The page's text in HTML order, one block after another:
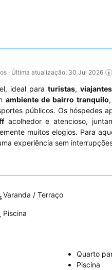
· Última atualização: 30 Jul 2026
ideal para turistas,
ambiente de bairro tranquilo
públicos. Os hóspedes
acolhedor e atencioso,
muitos elogios. Para
experiência sem
Varanda / Terraço
Piscina
Quarto
Piscina